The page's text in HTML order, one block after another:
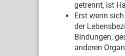
getrennt, ist
Erst wenn
der
Bindungen,
anderen